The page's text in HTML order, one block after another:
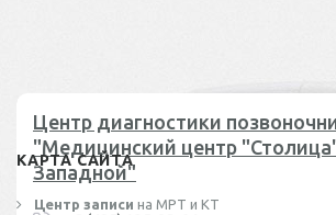
Центр диагностики
"Медицинский центр
Западной"
КАРТА САЙТА
Центр записи на МРТ и КТ